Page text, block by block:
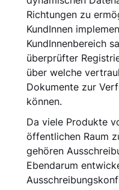
Richtungen zu
KundInnen
KundInnenbereich
überprüfter
über welche
Dokumente zur
können.
Da viele Produkte
öffentlichen Raum
gehören
Ebendarum